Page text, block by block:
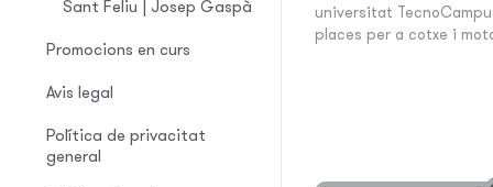
Sant Feliu | Josep Gaspà
Promocions en curs
Avis legal
Política de privacitat
general
universitat
places per a cotxe i